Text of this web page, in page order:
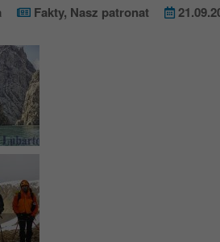
Fakty, Nasz patronat